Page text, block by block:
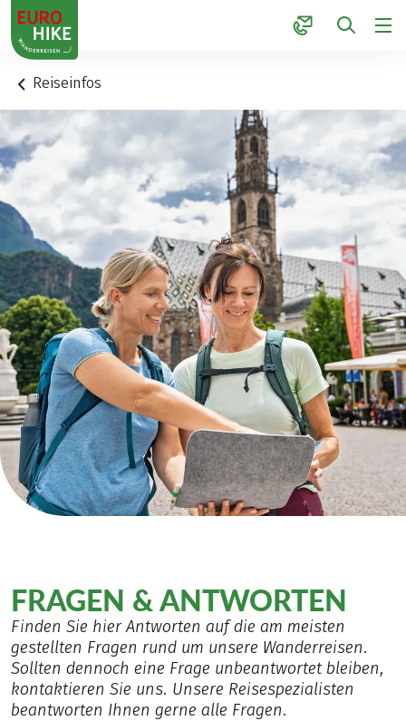
1
Reiseinfos
FRAGEN & ANTWORTEN
Finden Sie hier Antworten auf die am meisten
gestellten Fragen rund um unsere Wanderreisen.
Sollten dennoch eine Frage unbeantwortet bleiben,
kontaktieren Sie uns. Unsere Reisespezialisten
beantworten Ihnen gerne alle Fragen.